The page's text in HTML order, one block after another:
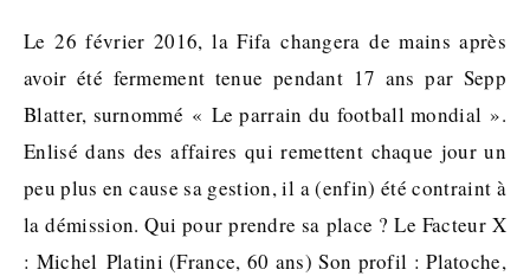
Le 26 février 2016, la Fifa changera de mains après
avoir été fermement tenue pendant 17 ans par Sepp
Blatter, surnommé « Le parrain du football mondial ».
Enlisé dans des affaires qui remettent chaque jour un
peu plus en cause sa gestion, il a (enfin) été contraint à
la démission. Qui pour prendre sa place ? Le Facteur X
: Michel Platini (France, 60 ans) Son profil : Platoche,